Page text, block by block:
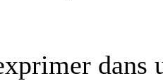
dans